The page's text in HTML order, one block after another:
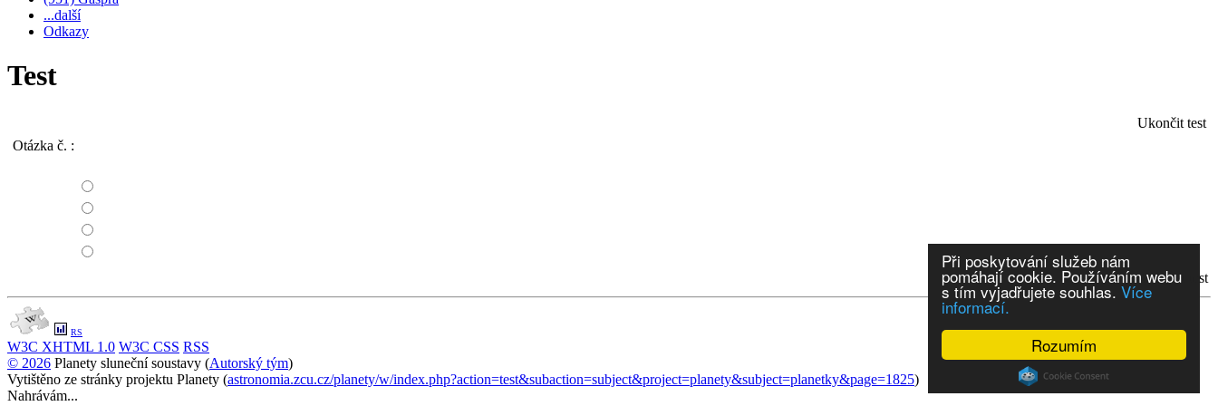
Rozumím
Při poskytování služeb nám
pomáhají cookie. Používáním webu
s tím vyjadřujete souhlas. Více
informací.
Cookie Consent plugin for the EU cookie law
...další
Odkazy
Test
Ukončit test
Otázka č. :
..dalšíVyhodnotit test
RS
W3C XHTML 1.0 W3C CSS RSS
© 2026 Planety sluneční soustavy (Autorský tým)
Vytištěno ze stránky projektu Planety (astronomia.zcu.cz/planety/w/index.php?action=test&subaction=subject&project=planety&subject=planetky&page=1825)
Nahrávám...